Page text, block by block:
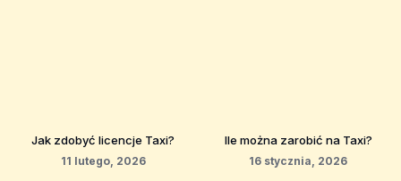
Jak zdobyć licencje Taxi?
11 lutego, 2026
Ile można zarobić na Taxi?
16 stycznia, 2026